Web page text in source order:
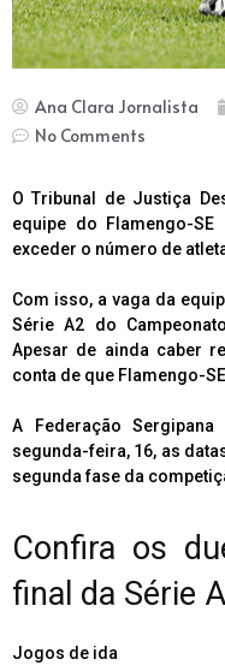
Ana Clara Jornalista
No Comments
O Tribunal de Justiça
equipe do Flamengo-
exceder o número de
Com isso, a vaga da
Série A2 do
Apesar de ainda caber
conta de que Flamengo-
A Federação
segunda-feira, 16, as
segunda fase da
Confira os
final da Série
Jogos de ida